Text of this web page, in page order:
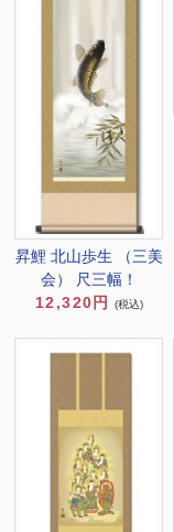
昇鯉 北山歩生 （三美
会） 尺三幅！
12,320円
(税込)